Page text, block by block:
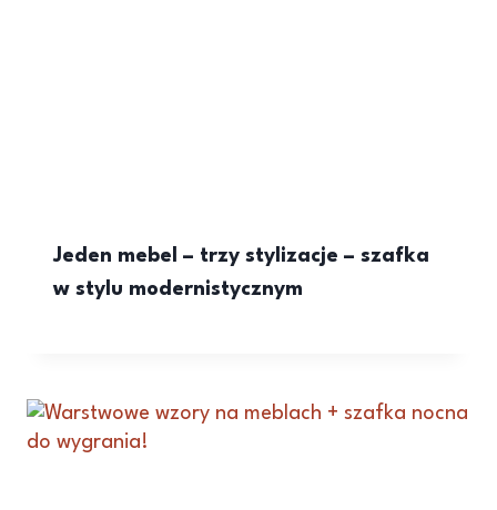
Jeden mebel – trzy stylizacje – szafka
w stylu modernistycznym